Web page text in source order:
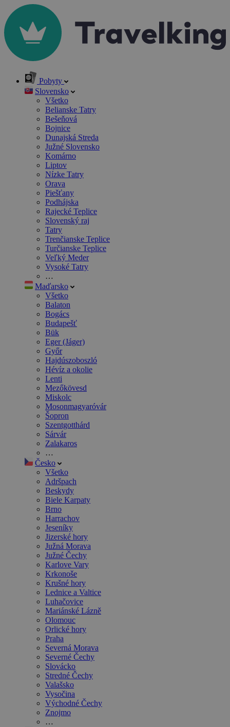
Pobyty
Slovensko
Všetko
Belianske Tatry
Bešeňová
Bojnice
Dunajská Streda
Južné Slovensko
Komárno
Liptov
Nízke Tatry
Orava
Piešťany
Podhájska
Rajecké Teplice
Slovenský raj
Tatry
Trenčianske Teplice
Turčianske Teplice
Veľký Meder
Vysoké Tatry
…
Maďarsko
Všetko
Balaton
Bogács
Budapešť
Bük
Eger (Jáger)
Győr
Hajdúszoboszló
Hévíz a okolie
Lenti
Mezőkövesd
Miskolc
Mosonmagyaróvár
Šopron
Szentgotthárd
Sárvár
Zalakaros
…
Česko
Všetko
Adršpach
Beskydy
Biele Karpaty
Brno
Harrachov
Jeseníky
Jizerské hory
Južná Morava
Južné Čechy
Karlove Vary
Krkonoše
Krušné hory
Lednice a Valtice
Luhačovice
Mariánské Lázně
Olomouc
Orlické hory
Praha
Severná Morava
Severné Čechy
Slovácko
Stredné Čechy
Valašsko
Vysočina
Východné Čechy
Znojmo
…